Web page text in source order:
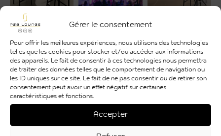
Gérer le consentement
Pour offrir les meilleures expériences, nous utilisons des technologies
telles que les cookies pour stocker et/ou accéder aux informations
des appareils. Le fait de consentir à ces technologies nous permettra
de traiter des données telles que le comportement de navigation ou
les ID uniques sur ce site. Le fait de ne pas consentir ou de retirer son
consentement peut avoir un effet négatif sur certaines
caractéristiques et fonctions.
Accepter